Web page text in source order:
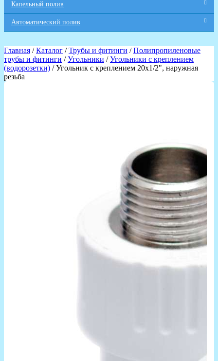
Капельный полив
Автоматический полив
Главная /Каталог /Трубы и фитинги /Полипропиленовые
трубы и фитинги /Угольники /Угольники с креплением
(водорозетки) / Угольник с креплением 20х1/2", наружная
резьба